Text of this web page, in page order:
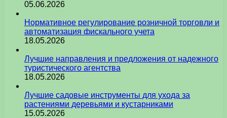
05.06.2026
Нормативное регулирование розничной торговли и
автоматизация фискального учета
18.05.2026
Лучшие направления и предложения от надежного
туристического агентства
18.05.2026
Лучшие садовые инструменты для ухода за
растениями деревьями и кустарниками
15.05.2026